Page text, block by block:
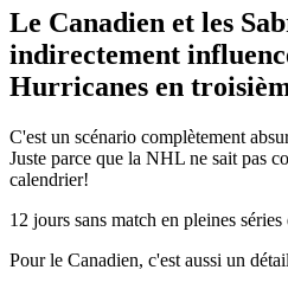
Le Canadien et les
indirectement
Hurricanes en
C'est un scénario complètement
Juste parce que la NHL ne sait pas
calendrier!
12 jours sans match en pleines
Pour le Canadien, c'est aussi un